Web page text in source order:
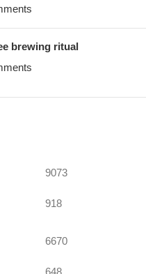
brewing ritual
9073
918
6670
648